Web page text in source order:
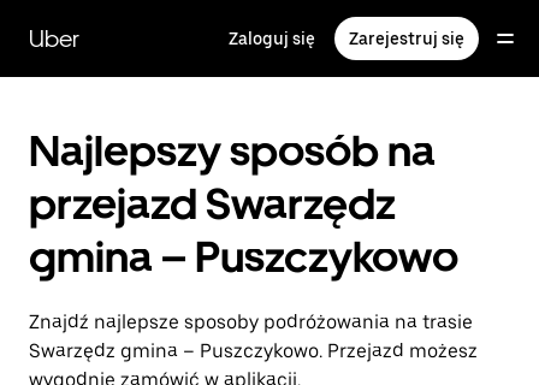
głównej
zawartości
Uber Zaloguj się Zarejestruj się
Najlepszy sposób na
przejazd Swarzędz
gmina – Puszczykowo
Znajdź najlepsze sposoby podróżowania na trasie
Swarzędz gmina – Puszczykowo. Przejazd możesz
wygodnie zamówić w aplikacji.